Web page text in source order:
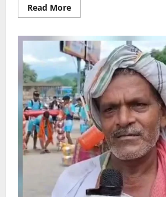
Read MoreRead
more
कांवड़ियों
की
सेवा
ही
सच्ची
शिव
साधना:
डॉ.विशाल
गर्ग